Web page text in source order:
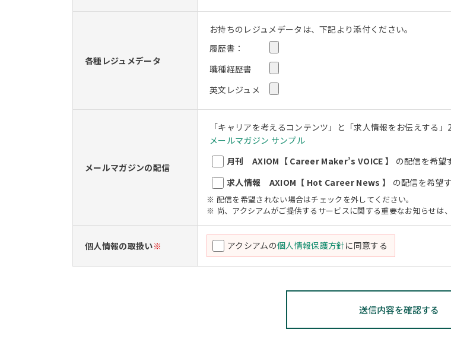
各種レジュメデータ
お持ちのレジュメデータは、下記より添付ください。
履歴書：
職種経歴書
英文レジュメ
メールマガジンの配信
「キャリアを考えるコンテンツ」と「求人情報をお伝えする
メールマガジン サンプル
月刊 AXIOM【 Career Maker’s VOICE 】
の配信を希望
求人情報 AXIOM【 Hot Career News 】
の配信を希望
※ 配信を希望されない場合はチェックを外してください。
※ 尚、アクシアムがご提供するサービスに関する重要なお知らせは
個人情報の取扱い※ アクシアムの個人情報保護方針に同意する